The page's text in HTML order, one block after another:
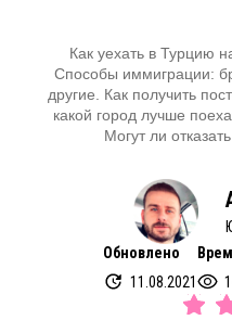
Как уехать в Турцию
Способы иммиграции:
другие. Как получить
какой город лучше
Могут ли
Обновлено
11.08.2021